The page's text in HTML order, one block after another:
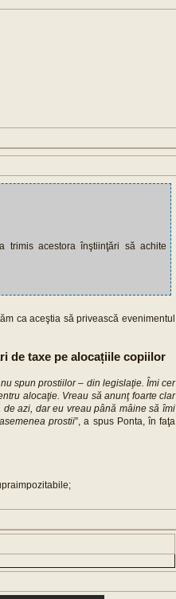
trimis acestora înştiinţări să achite
ca aceştia să privească evenimentul
de taxe pe alocațiile copiilor
spun prostiilor – din legislaţie. Îmi cer
alocaţie. Vreau să anunţ foarte clar
azi, dar eu vreau până mâine să îmi
prostii”, a spus Ponta, în faţa